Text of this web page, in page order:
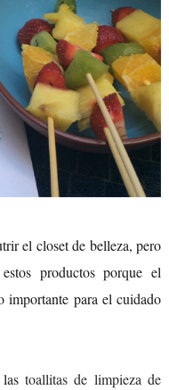
el closet de belleza, pero
productos porque el
importante para el cuidado
lastoallitas de limpieza de